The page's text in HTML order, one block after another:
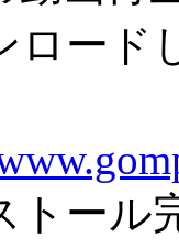
ロード
トール